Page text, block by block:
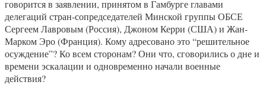
говорится в заявлении, принятом в Гамбурге главами
делегаций стран-сопредседателей Минской группы ОБСЕ
Сергеем Лавровым (Россия), Джоном Керри (США) и Жан-
Марком Эро (Франция). Кому адресовано это “решительное
осуждение”? Ко всем сторонам? Они что, сговорились о дне и
времени эскалации и одновременно начали военные
действия?